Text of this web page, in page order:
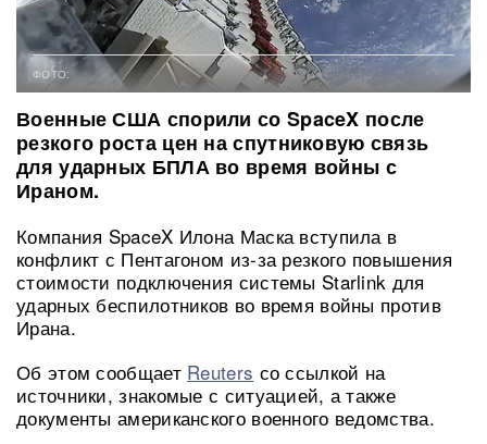
ФОТО:
Военные США спорили со SpaceX после
резкого роста цен на спутниковую связь
для ударных БПЛА во время войны с
Ираном.
Компания SpaceX Илона Маска вступила в
конфликт с Пентагоном из-за резкого повышения
стоимости подключения системы Starlink для
ударных беспилотников во время войны против
Ирана.
Об этом сообщает Reuters со ссылкой на
источники, знакомые с ситуацией, а также
документы американского военного ведомства.